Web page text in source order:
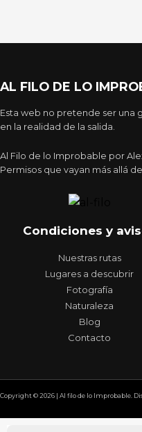
AL FILO DE LO
Esta web no pretende ser una
en la realidad de la salida.
Al Filo de lo Improbable por
Permisos que vayan más allá
Condiciones y
Nuestras rutas
Lugares a descubrir
Fotografía
Naturaleza
Blog
Contacto
Copyright © 2026 | Al filo de lo Improbable.